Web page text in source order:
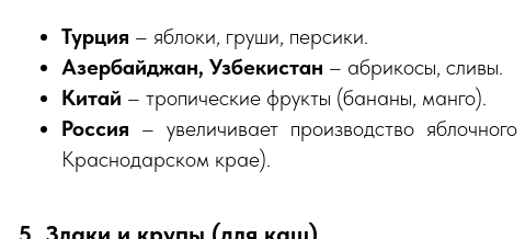
Турция – яблоки, груши, персики.
Азербайджан, Узбекистан – абрикосы, сливы.
Китай – тропические фрукты (бананы, манго).
Россия – увеличивает производство
Краснодарском крае).